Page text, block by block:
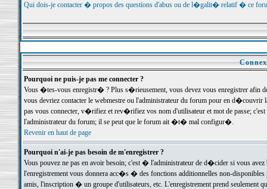
Qui dois-je contacter � propos des questions d'abus ou de l�galit� relatif � ce
Pourquoi ne puis-je pas me connecter ?
Vous �tes-vous enregistr� ? Plus s�rieusement, vous devez vous enregistrer
vous devriez contacter le webmestre ou l'administrateur du forum pour en
pas vous connecter, v�rifiez et rev�rifiez vos nom d'utilisateur et mot de passe;
l'administrateur du forum; il se peut que le forum ait �t� mal configur�.
Revenir en haut de page
Pourquoi n'ai-je pas besoin de m'enregistrer ?
Vous pouvez ne pas en avoir besoin; c'est � l'administrateur de d�cider si vous
l'enregistrement vous donnera acc�s � des fonctions additionnelles non-
amis, l'inscription � un groupe d'utilisateurs, etc. L'enregistrement prend seulement